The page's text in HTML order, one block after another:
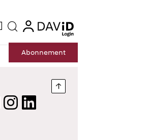
Suche login
Abonnement
Nach oben springen
Instagram
LinkedIn